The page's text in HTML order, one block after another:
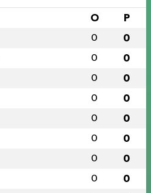
O P
0 0
0 0
0 0
0 0
0 0
0 0
0 0
0 0